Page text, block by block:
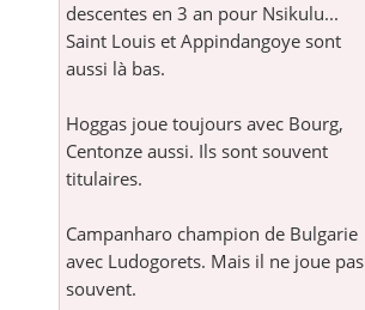
descentes en 3 an pour Nsikulu...
Saint Louis et Appindangoye sont
aussi là bas.
Hoggas joue toujours avec Bourg,
Centonze aussi. Ils sont souvent
titulaires.
Campanharo champion de Bulgarie
avec Ludogorets. Mais il ne joue pas
souvent.